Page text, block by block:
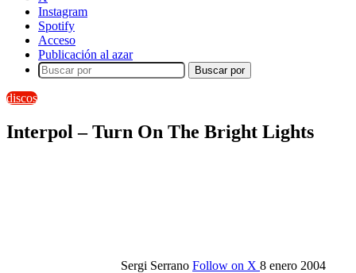
Instagram
Spotify
Acceso
Publicación al azar
Buscar por
discos
Interpol – Turn On The Bright Lights
Sergi Serrano Follow on X 8 enero 2004